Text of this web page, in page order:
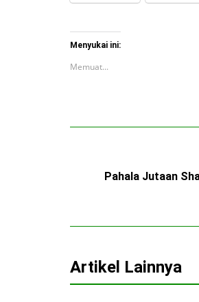
Menyukai ini:
Memuat...
Pahala Jutaan
Artikel Lainnya